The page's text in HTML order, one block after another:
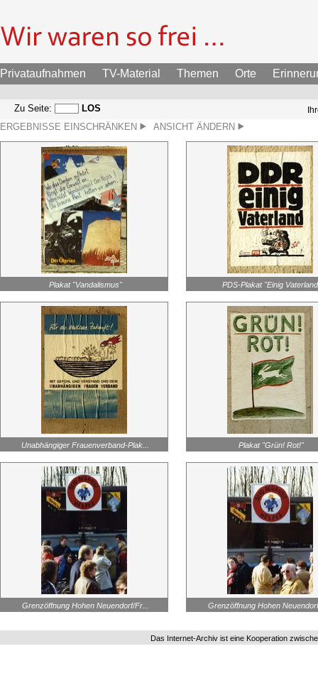
Privataufnahmen TV-Material Themen Orte
Zu Seite: LOS
ERGEBNISSE EINSCHRÄNKEN ANSICHT ÄNDERN
Plakat "Vandalismus" PDS-Plakat "Einig
Unabhängiger Frauenverband-Plak... Plakat "Grün! Rot!"
Grenzöffnung Hohen Neuendorf/Fr... Grenzöffnung Hohen
Das Internet-Archiv ist eine Kooperation